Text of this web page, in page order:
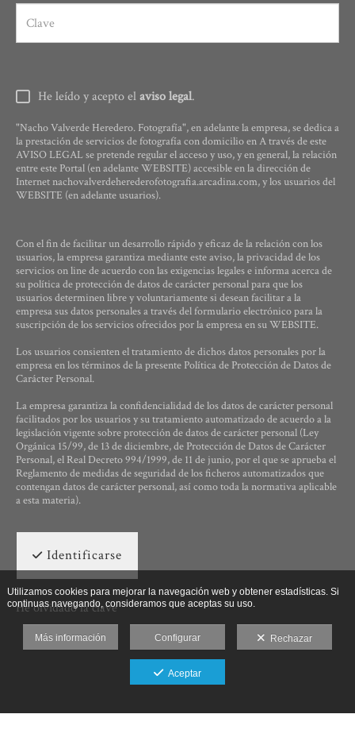
He leído y acepto elaviso legal.
"Nacho Valverde Heredero. Fotografía", en adelante la empresa, se dedica a
la prestación de servicios de fotografía con domicilio en A través de este
AVISO LEGAL se pretende regular el acceso y uso, y en general, la relación
entre este Portal (en adelante WEBSITE) accesible en la dirección de
Internet nachovalverdeherederofotografia.arcadina.com, y los usuarios del
WEBSITE (en adelante usuarios).
Con el fin de facilitar un desarrollo rápido y eficaz de la relación con los
usuarios, la empresa garantiza mediante este aviso, la privacidad de los
servicios on line de acuerdo con las exigencias legales e informa acerca de
su política de protección de datos de carácter personal para que los
usuarios determinen libre y voluntariamente si desean facilitar a la
empresa sus datos personales a través del formulario electrónico para la
suscripción de los servicios ofrecidos por la empresa en su WEBSITE.
Los usuarios consienten el tratamiento de dichos datos personales por la
empresa en los términos de la presente Política de Protección de Datos de
Carácter Personal.
La empresa garantiza la confidencialidad de los datos de carácter personal
facilitados por los usuarios y su tratamiento automatizado de acuerdo a la
legislación vigente sobre protección de datos de carácter personal (Ley
Orgánica 15/99, de 13 de diciembre, de Protección de Datos de Carácter
Personal, el Real Decreto 994/1999, de 11 de junio, por el que se aprueba el
Reglamento de medidas de seguridad de los ficheros automatizados que
contengan datos de carácter personal, así como toda la normativa aplicable
a esta materia).
Identificarse
He olvidado la clave
Utilizamos cookies para mejorar la navegación web y obtener estadísticas. Si
continuas navegando, consideramos que aceptas su uso.
Más información Configurar Rechazar
Aceptar